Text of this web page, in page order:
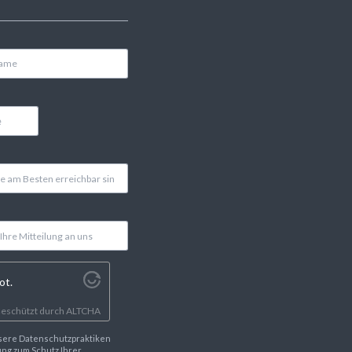
durch ALTCHA
Datenschutzpraktiken